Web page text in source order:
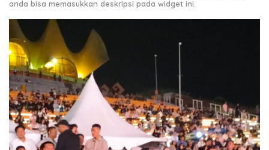
anda bisa memasukkan deskripsi pada widget ini.